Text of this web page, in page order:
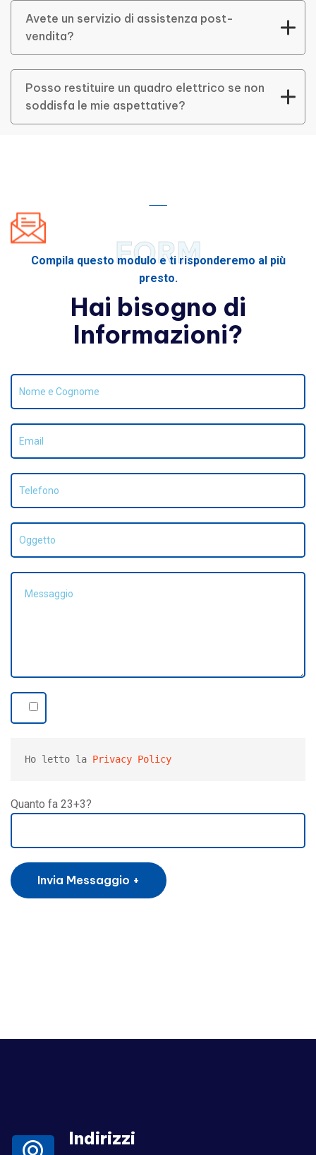
Avete un servizio di assistenza post-
vendita?
Posso restituire un quadro elettrico se non
soddisfa le mie aspettative?
FORM
Compila questo modulo e ti risponderemo al più
presto.
Hai bisogno di
Informazioni?
Ho letto la Privacy Policy
Quanto fa 23+3?
Indirizzi